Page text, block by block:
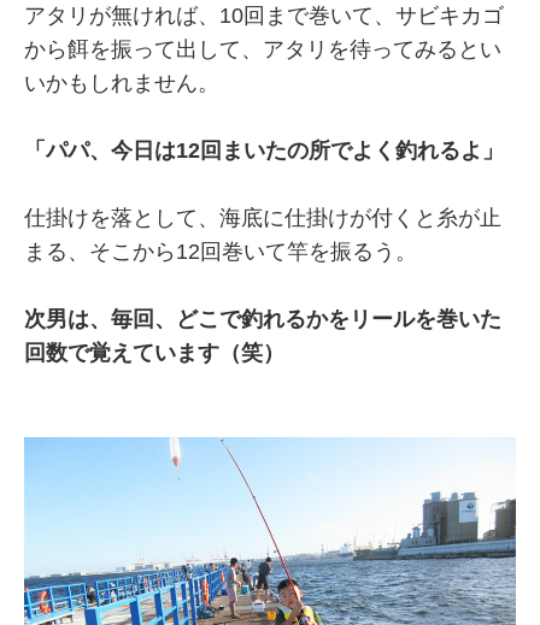
アタリが無ければ、10回まで巻いて、サビキカゴ
から餌を振って出して、アタリを待ってみるとい
いかもしれません。
「パパ、今日は12回まいたの所でよく釣れるよ」
仕掛けを落として、海底に仕掛けが付くと糸が止
まる、そこから12回巻いて竿を振るう。
次男は、毎回、どこで釣れるかをリールを巻いた
回数で覚えています（笑）